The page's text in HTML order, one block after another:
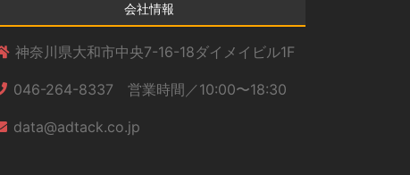
会社情報
神奈川県大和市中央7-16-18ダイメイビル1F
046-264-8337 営業時間／10:00〜18:30
data@adtack.co.jp